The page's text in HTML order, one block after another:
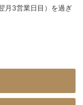
月3営業日目）を過ぎ